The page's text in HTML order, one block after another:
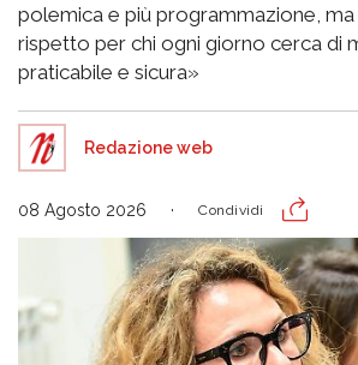
polemica e più programmazione, ma
rispetto per chi ogni giorno cerca di
praticabile e sicura»
Redazione web
08 Agosto 2026 Condividi